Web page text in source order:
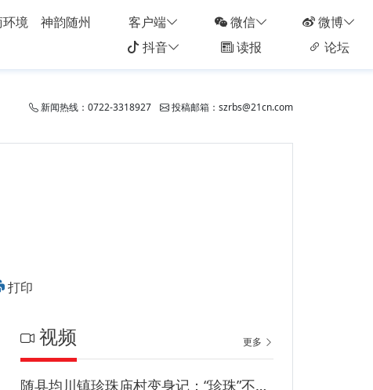
境
神韵随州
客户端 微信
微博
抖音
读报 论坛
新闻热线：0722-3318927 投稿邮箱：szrbs@21cn.com
打印
视频 更多
随县均川镇珍珠庙村变身记：“珍珠”不藏尘“甜园”甜到心